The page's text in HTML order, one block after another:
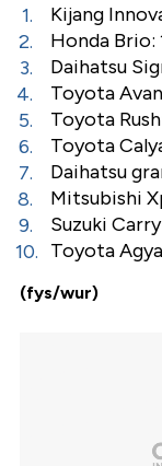
Kijang
Honda Brio:
Daihatsu
Toyota
Toyota
Toyota
Daihatsu
Mitsubishi
Suzuki
Toyota
(fys/wur)